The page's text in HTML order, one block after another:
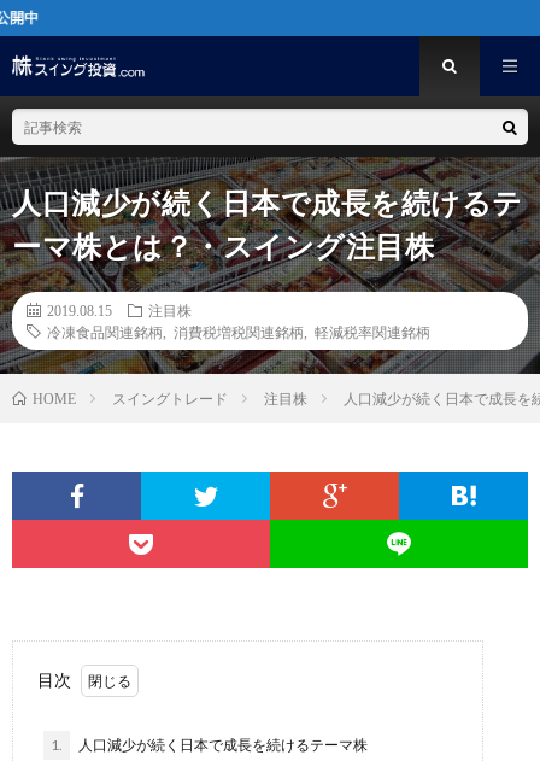
人口減少が続く日本で成長を続けるテ
ーマ株とは？・スイング注目株
2019.08.15
注目株
冷凍食品関連銘柄
消費税増税関連銘柄 軽減税率関連銘柄
HOME スイングトレード 注目株 人口減少が続く日本で成長
目次
1. 人口減少が続く日本で成長を続けるテーマ株